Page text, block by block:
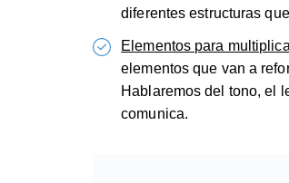
diferentes estructuras
Elementos para
elementos que van a
Hablaremos del tono, el
comunica.